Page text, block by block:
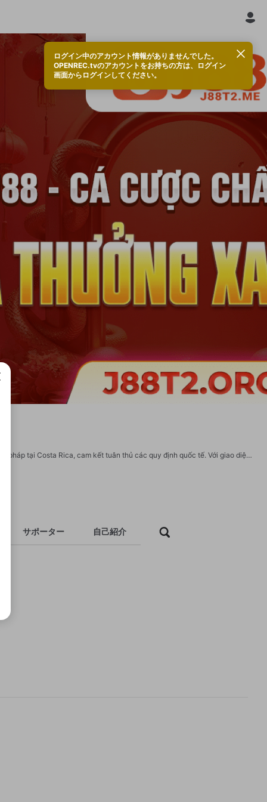
ログイン中のアカウント情報がありませんでした。
OPENREC.tvのアカウントをお持ちの方は、ログイン
画面からログインしてください。
J88 là nền tảng chơi game trực tuyến hàng đầu, được quản lý bởi một công ty hợp pháp tại Costa Rica, cam kết tuân thủ các quy định quốc tế. Với giao diện chuyên nghiệp, dễ sử dụng trên cả website và ứng dụng di động, J88 thu hút đông đảo người chơi từ khắp nơi, đặc biệt tại châu Á. J88 nổi bật với kho trò chơi phong phú như bắn cá online, game bài đổi thưởng, thể thao, xổ số, và live casino, mang đến trải nghiệm giải trí đa dạng và hấp dẫn. Ngoài ra, J88 còn ghi điểm nhờ các chương trình khuyến mãi hấp dẫn, từ thưởng nạp đầu, hoàn trả cược đến phần thưởng đặc biệt. Hệ thống giao dịch bảo mật, tiện lợi cùng dịch vụ hỗ trợ chuyên nghiệp giúp người chơi dễ dàng tham gia, nạp, và rút tiền. Với những ưu điểm vượt trội, J88 đang khẳng định vị thế là lựa chọn ưu tiên của cộng đồng chơi game trực tuyến. Thông tin liên hệ: Địa chỉ: 174 Hẻm 876 Cách Mạng Tháng Tám, Phường 5, Tân Bình, Hồ Chí Minh, Việt Nam. Phone: 0775677412. Email: info@j88t2.org. Website: https://j88t2.org/ #J88 #nhacaiJ88 #J8
サポーター 自己紹介